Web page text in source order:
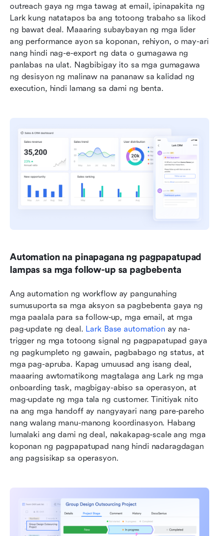
outreach gaya ng mga tawag at email, ipinapakita ng
Lark kung natatapos ba ang totoong trabaho sa likod
ng bawat deal. Maaaring subaybayan ng mga lider
ang performance ayon sa koponan, rehiyon, o may-ari
nang hindi nag-e-export ng data o gumagawa ng
panlabas na ulat. Nagbibigay ito sa mga gumagawa
ng desisyon ng malinaw na pananaw sa kalidad ng
execution, hindi lamang sa dami ng benta.
Automation na pinapagana ng pagpapatupad
lampas sa mga follow-up sa pagbebenta
Ang automation ng workflow ay pangunahing
sumusuporta sa mga aksyon sa pagbebenta gaya ng
mga paalala para sa follow-up, mga email, at mga
pag-update ng deal. Lark Base automation ay na-
trigger ng mga totoong signal ng pagpapatupad gaya
ng pagkumpleto ng gawain, pagbabago ng status, at
mga pag-apruba. Kapag umuusad ang isang deal,
maaaring awtomatikong magtalaga ang Lark ng mga
onboarding task, magbigay-abiso sa operasyon, at
mag-update ng mga tala ng customer. Tinitiyak nito
na ang mga handoff ay nangyayari nang pare-pareho
nang walang manu-manong koordinasyon. Habang
lumalaki ang dami ng deal, nakakapag-scale ang mga
koponan ng pagpapatupad nang hindi nadaragdagan
ang pagsisikap sa operasyon.